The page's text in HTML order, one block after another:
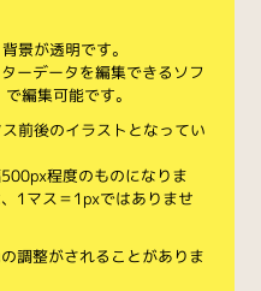
景が透明です。
ーデータを編集できるソフ
編集可能です。
前後のイラストとなってい
程度のものになりま
1マス＝1pxではありませ
調整がされることがありま